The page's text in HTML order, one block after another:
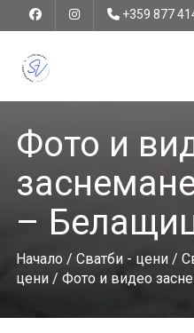
+359 877
Фото и
–
Начало / Сватби - цени /
цени/ Фото и видео